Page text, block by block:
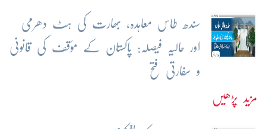
سندھ طاس معاہدہ، بھارت کی ہٹ دھرمی
اور حالیہ فیصلہ: پاکستان کے مؤقف کی قانونی
و سفارتی فتح
مزید پڑھیں